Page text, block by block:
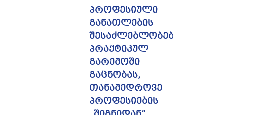
პროფესიული
განათლების
შესაძლებლობების
პრაქტიკულ
გარემოში
გაცნობას,
თანამედროვე
პროფესიების